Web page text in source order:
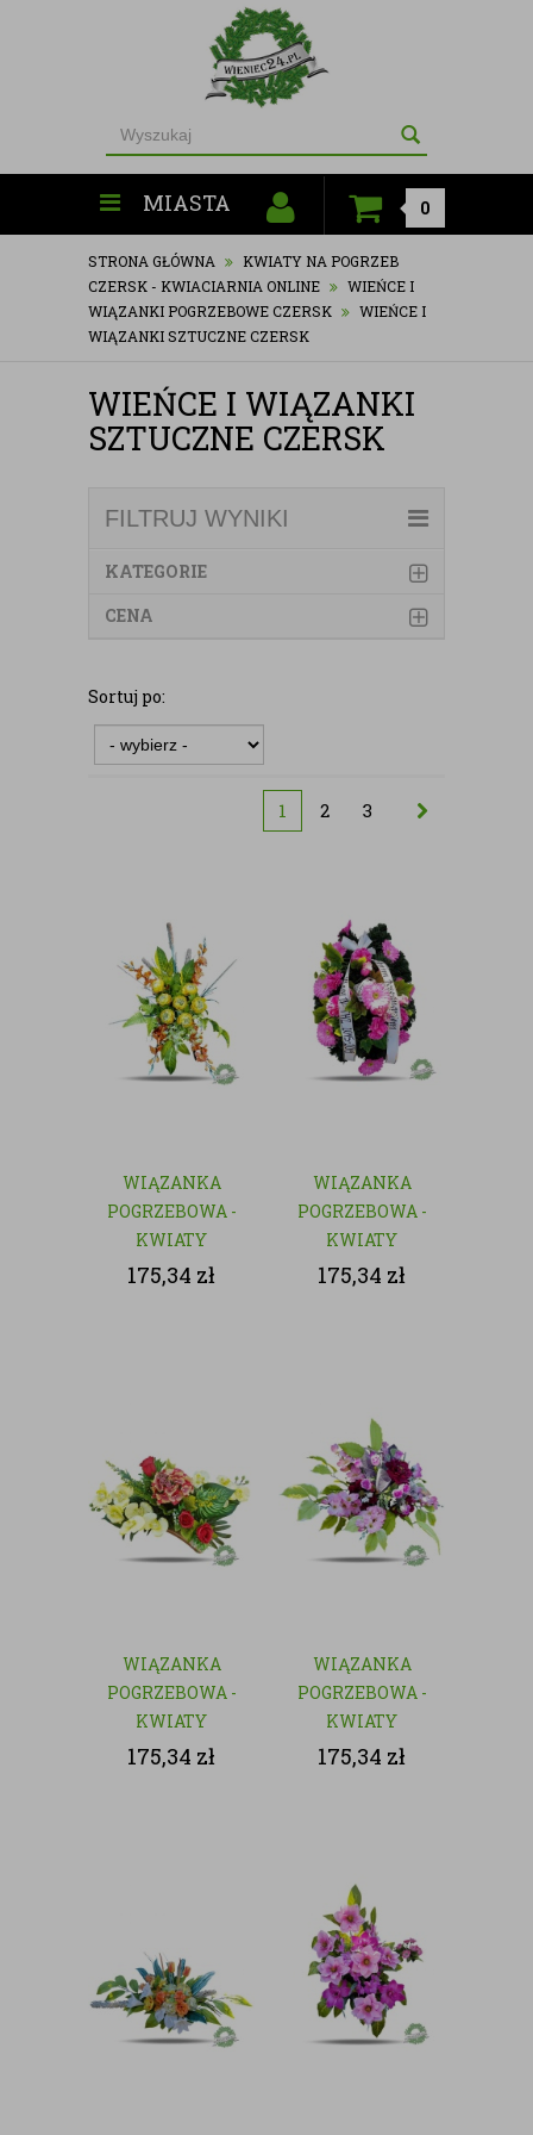
MIASTA 0
STRONA GŁÓWNA
KWIATY NA POGRZEB
CZERSK - KWIACIARNIA ONLINE
WIEŃCE I
WIĄZANKI POGRZEBOWE CZERSK
WIEŃCE I
WIĄZANKI SZTUCZNE CZERSK
WIEŃCE I WIĄZANKI
SZTUCZNE CZERSK
FILTRUJ WYNIKI
KATEGORIE
CENA
Sortuj po:
1 2 3
WIĄZANKA
POGRZEBOWA -
KWIATY
SZTUCZNE
175,34 zł
WIĄZANKA
POGRZEBOWA -
KWIATY
SZTUCZNE
175,34 zł
WIĄZANKA
POGRZEBOWA -
KWIATY
SZTUCZNE
175,34 zł
WIĄZANKA
POGRZEBOWA -
KWIATY
SZTUCZNE
175,34 zł